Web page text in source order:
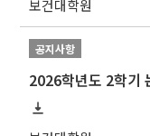
보건대학원
공지사항